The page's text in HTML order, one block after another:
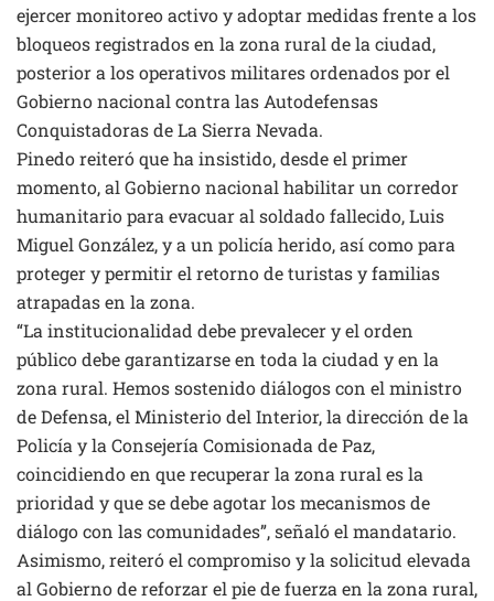
ejercer monitoreo activo y adoptar medidas frente a los
bloqueos registrados en la zona rural de la ciudad,
posterior a los operativos militares ordenados por el
Gobierno nacional contra las Autodefensas
Conquistadoras de La Sierra Nevada.
Pinedo reiteró que ha insistido, desde el primer
momento, al Gobierno nacional habilitar un corredor
humanitario para evacuar al soldado fallecido, Luis
Miguel González, y a un policía herido, así como para
proteger y permitir el retorno de turistas y familias
atrapadas en la zona.
“La institucionalidad debe prevalecer y el orden
público debe garantizarse en toda la ciudad y en la
zona rural. Hemos sostenido diálogos con el ministro
de Defensa, el Ministerio del Interior, la dirección de la
Policía y la Consejería Comisionada de Paz,
coincidiendo en que recuperar la zona rural es la
prioridad y que se debe agotar los mecanismos de
diálogo con las comunidades”, señaló el mandatario.
Asimismo, reiteró el compromiso y la solicitud elevada
al Gobierno de reforzar el pie de fuerza en la zona rural,